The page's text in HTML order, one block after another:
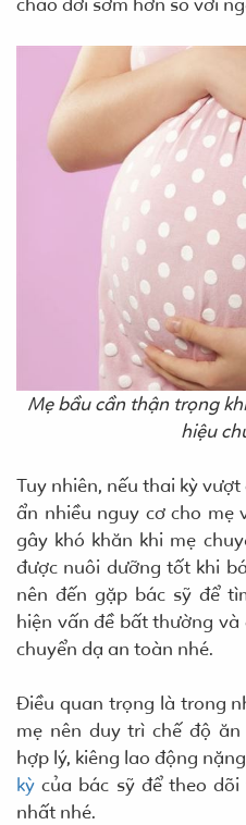
Mẹ bầu cần thận trọng
hiệu
Tuy nhiên, nếu thai kỳ
ẩn nhiều nguy cơ cho mẹ
gây khó khăn khi mẹ
được nuôi dưỡng tốt khi
nên đến gặp bác sỹ để
hiện vấn đề bất thường
chuyển dạ an toàn nhé.
Điều quan trọng là trong
mẹ nên duy trì chế độ
hợp lý, kiêng lao động
kỳ của bác sỹ để theo
nhất nhé.